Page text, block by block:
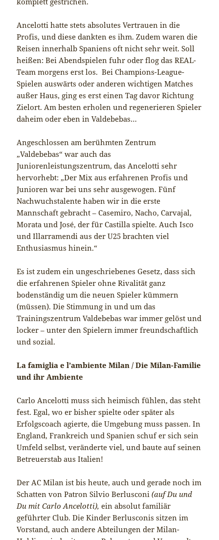
Ancelotti hatte stets absolutes Vertrauen in die
Profis, und diese dankten es ihm. Zudem waren die
Reisen innerhalb Spaniens oft nicht sehr weit. Soll
heißen: Bei Abendspielen fuhr oder flog das REAL-
Team morgens erst los. Bei Champions-League-
Spielen auswärts oder anderen wichtigen Matches
außer Haus, ging es erst einen Tag davor Richtung
Zielort. Am besten erholen und regenerieren Spieler
daheim oder eben in Valdebebas…
Angeschlossen am berühmten Zentrum
„Valdebebas“ war auch das
Juniorenleistungszentrum, das Ancelotti sehr
hervorhebt: „Der Mix aus erfahrenen Profis und
Junioren war bei uns sehr ausgewogen. Fünf
Nachwuchstalente haben wir in die erste
Mannschaft gebracht – Casemiro, Nacho, Carvajal,
Morata und José, der für Castilla spielte. Auch Isco
und Illarramendi aus der U25 brachten viel
Enthusiasmus hinein.“
Es ist zudem ein ungeschriebenes Gesetz, dass sich
die erfahrenen Spieler ohne Rivalität ganz
bodenständig um die neuen Spieler kümmern
(müssen). Die Stimmung in und um das
Trainingszentrum Valdebebas war immer gelöst und
locker – unter den Spielern immer freundschaftlich
und sozial.
La famiglia e l’ambiente Milan / Die Milan-Familie
und ihr Ambiente
Carlo Ancelotti muss sich heimisch fühlen, das steht
fest. Egal, wo er bisher spielte oder später als
Erfolgscoach agierte, die Umgebung muss passen. In
England, Frankreich und Spanien schuf er sich sein
Umfeld selbst, veränderte viel, und baute auf seinen
Betreuerstab aus Italien!
Der AC Milan ist bis heute, auch und gerade noch im
Schatten von Patron Silvio Berlusconi(auf Du und
Du mit Carlo Ancelotti),ein absolut familiär
geführter Club. Die Kinder Berlusconis sitzen im
Vorstand, auch andere Abteilungen der Milan-